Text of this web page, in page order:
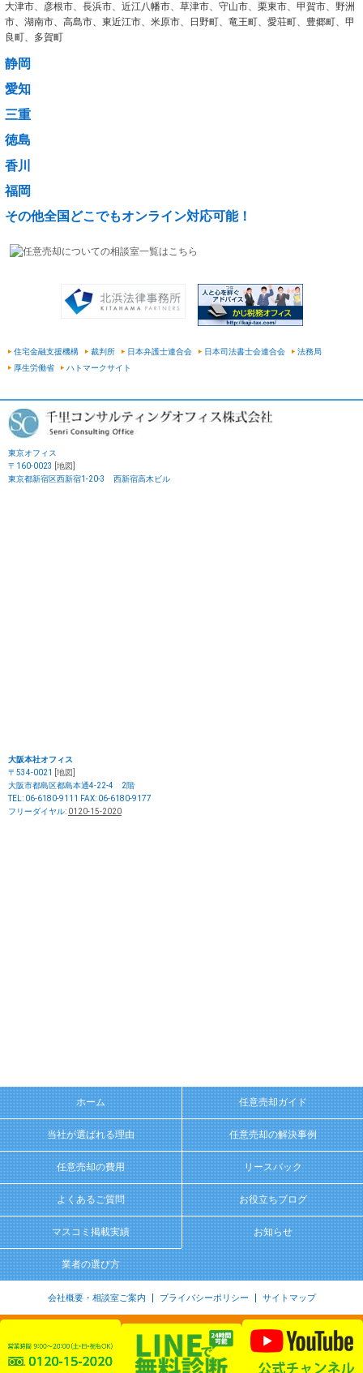
大津市、彦根市、長浜市、近江八幡市、草津市、守山市、栗東市、甲賀市、野洲
市、湖南市、高島市、東近江市、米原市、日野町、竜王町、愛荘町、豊郷町、甲
良町、多賀町
静岡
愛知
三重
徳島
香川
福岡
その他全国どこでもオンライン対応可能！
住宅金融支援機構 裁判所 日本弁護士連合会 日本司法書士会連合会
法務局
厚生労働省
ハトマークサイト
東京オフィス
〒160-0023
[地図]
東京都新宿区西新宿1-20-3 西新宿高木ビル
大阪本社オフィス
〒534-0021
[地図]
大阪市都島区都島本通4-22-4 2階
TEL: 06-6180-9111 FAX: 06-6180-9177
フリーダイヤル: 0120-15-2020
ホーム 任意売却ガイド
当社が選ばれる理由 任意売却の解決事例
任意売却の費用 リースバック
よくあるご質問 お役立ちブログ
マスコミ掲載実績 お知らせ
業者の選び方
会社概要・相談室ご案内 プライバシーポリシー サイトマップ
c senri-c.com All rights reserved.